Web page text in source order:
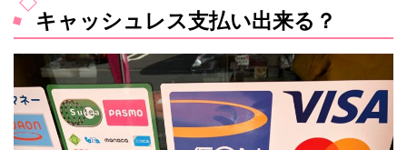
キャッシュレス支払い出来る？